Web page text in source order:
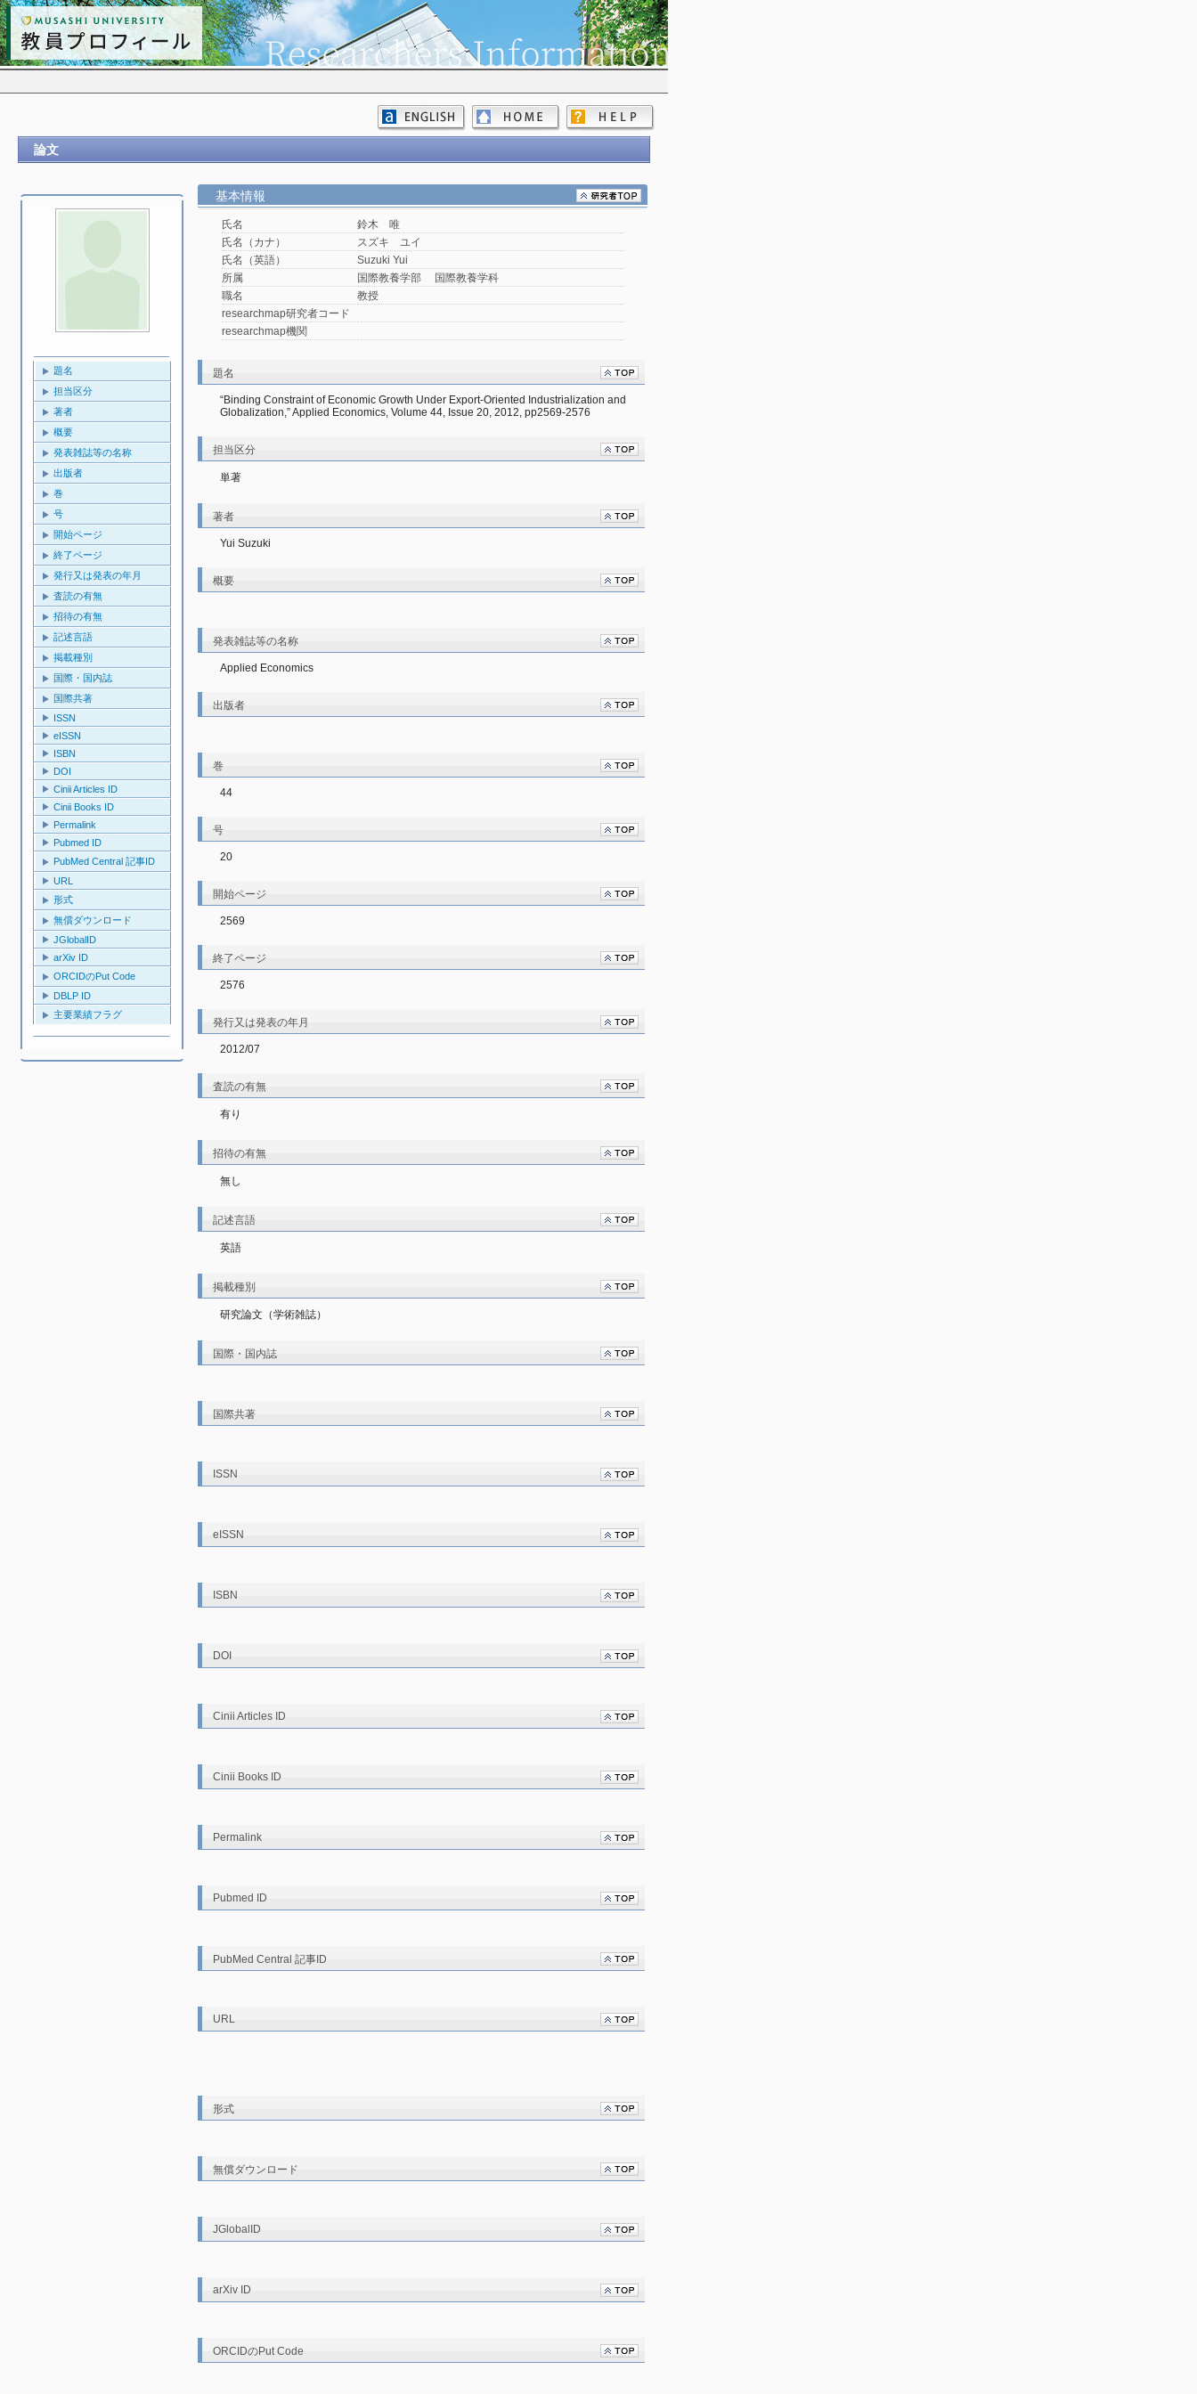
論文
題名
担当区分
著者
概要
発表雑誌等の名称
出版者
巻
号
開始ページ
終了ページ
発行又は発表の年月
査読の有無
招待の有無
記述言語
掲載種別
国際・国内誌
国際共著
ISSN
eISSN
ISBN
DOI
Cinii Articles ID
Cinii Books ID
Permalink
Pubmed ID
PubMed Central 記事ID
URL
形式
無償ダウンロード
JGlobalID
arXiv ID
ORCIDのPut Code
DBLP ID
主要業績フラグ
基本情報
氏名
鈴木 唯
氏名（カナ）
スズキ ユイ
氏名（英語）
Suzuki Yui
所属
国際教養学部 国際教養学科
職名
教授
researchmap研究者コード
researchmap機関
題名
“Binding Constraint of Economic Growth Under Export-Oriented Industrialization and
Globalization,” Applied Economics, Volume 44, Issue 20, 2012, pp2569-2576
担当区分
単著
著者
Yui Suzuki
概要
発表雑誌等の名称
Applied Economics
出版者
巻
44
号
20
開始ページ
2569
終了ページ
2576
発行又は発表の年月
2012/07
査読の有無
有り
招待の有無
無し
記述言語
英語
掲載種別
研究論文（学術雑誌）
国際・国内誌
国際共著
ISSN
eISSN
ISBN
DOI
Cinii Articles ID
Cinii Books ID
Permalink
Pubmed ID
PubMed Central 記事ID
URL
形式
無償ダウンロード
JGlobalID
arXiv ID
ORCIDのPut Code